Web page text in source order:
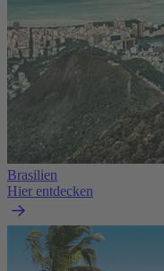
Brasilien
Hier entdecken